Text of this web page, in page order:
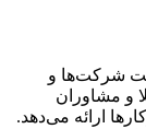
شرکت‌ها و
و مشاوران
ارائه می‌دهد.